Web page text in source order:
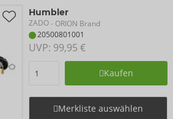
Humbler
ZADO- ORION Brand
20500801001
UVP: 99,95 €
Kaufen
Merkliste auswählen